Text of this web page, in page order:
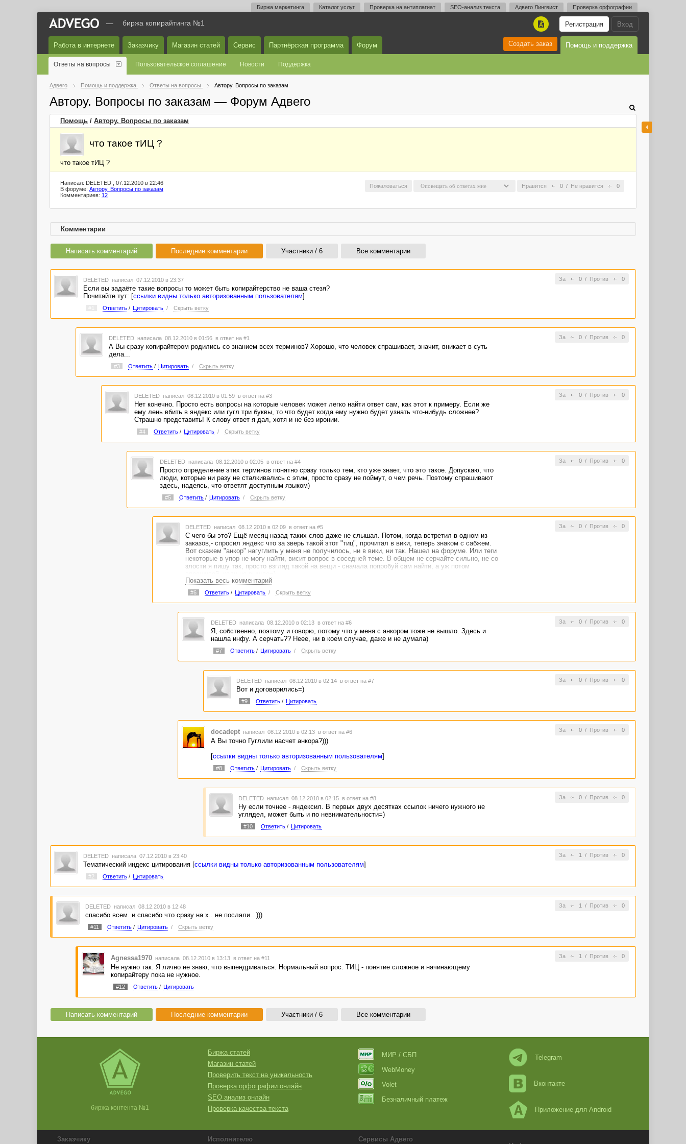
Биржа маркетинга Каталог услуг Проверка на антиплагиат SEO-анализ текста Адвего Лингвист Проверка орфографии
Вход
Регистрация
A
— биржа копирайтинга №1
Работа в интернете Заказчику Магазин статей Сервис Партнёрская программа Форум Помощь и поддержка
Создать заказ
Ответы на вопросы Пользовательское соглашение Новости Поддержка
Адвего Помощь и поддержка Ответы на вопросы Автору. Вопросы по заказам
Автору. Вопросы по заказам — Форум Адвего
Помощь / Автору. Вопросы по заказам
что такое тИЦ ?
что такое тИЦ ?
Нравится 0 / Не нравится 0
Пожаловаться
Написал: DELETED , 07.12.2010 в 22:46
В форуме: Автору. Вопросы по заказам
Комментариев: 12
Комментарии
Написать комментарий Последние комментарии Участники / 6 Все комментарии
За 0/ Против 0
DELETED написал 07.12.2010 в 23:37
Если вы задаёте такие вопросы то может быть копирайтерство не ваша стезя?
Почитайте тут: [ссылки видны только авторизованным пользователям]
Ответить/ Цитировать / Скрыть ветку
За 0/ Против 0
DELETED написала 08.12.2010 в 01:56 в ответ на #1
А Вы сразу копирайтером родились со знанием всех терминов? Хорошо, что человек спрашивает, значит, вникает в суть
дела...
#3 Ответить/ Цитировать / Скрыть ветку
За 0/ Против 0
DELETED написал 08.12.2010 в 01:59 в ответ на #3
Нет конечно. Просто есть вопросы на которые человек может легко найти ответ сам, как этот к примеру. Если же
ему лень вбить в яндекс или гугл три буквы, то что будет когда ему нужно будет узнать что-нибудь сложнее?
Страшно представить! К слову ответ я дал, хотя и не без иронии.
#4 Ответить/ Цитировать / Скрыть ветку
За 0/ Против 0
DELETED написала 08.12.2010 в 02:05 в ответ на #4
Просто определение этих терминов понятно сразу только тем, кто уже знает, что это такое. Допускаю, что
люди, которые ни разу не сталкивались с этим, просто сразу не поймут, о чем речь. Поэтому спрашивают
здесь, надеясь, что ответят доступным языком)
#5 Ответить/ Цитировать / Скрыть ветку
За 0/ Против 0
DELETED написал 08.12.2010 в 02:09 в ответ на #5
С чего бы это? Ещё месяц назад таких слов даже не слышал. Потом, когда встретил в одном из
заказов,- спросил яндекс что за зверь такой этот "тиц", прочитал в вики, теперь знаком с сабжем.
Вот скажем "анкор" нагуглить у меня не получилось, ни в вики, ни так. Нашел на форуме. Или теги
некоторые в упор не могу найти, висит вопрос в соседней теме. В общем не серчайте сильно, не со
злости я пишу так, просто взгляд такой на вещи - сначала попробуй сам найти, а уж потом
Показать весь комментарий
#6 Ответить/ Цитировать / Скрыть ветку
За 0/ Против 0
DELETED написала 08.12.2010 в 02:13 в ответ на #6
Я, собственно, поэтому и говорю, потому что у меня с анкором тоже не вышло. Здесь и
нашла инфу. А серчать?? Неее, ни в коем случае, даже и не думала)
#7 Ответить/ Цитировать / Скрыть ветку
За 0/ Против 0
DELETED написал 08.12.2010 в 02:14 в ответ на #7
Вот и договорились=)
#9 Ответить/ Цитировать
За 0/ Против 0
docadept написал 08.12.2010 в 02:13 в ответ на #6
А Вы точно Гуглили насчет анкора?)))
[ссылки видны только авторизованным пользователям]
#8 Ответить/ Цитировать / Скрыть ветку
За 0/ Против 0
DELETED написал 08.12.2010 в 02:15 в ответ на #8
Ну если точнее - яндексил. В первых двух десятках ссылок ничего нужного не
углядел, может быть и по невнимательности=)
#10 Ответить/ Цитировать
За 1 / Против 0
DELETED написала 07.12.2010 в 23:40
Тематический индекс цитирования [ссылки видны только авторизованным пользователям]
#2 Ответить/ Цитировать
За 1 / Против 0
DELETED написал 08.12.2010 в 12:48
спасибо всем. и спасибо что сразу на х.. не послали...)))
#11 Ответить/ Цитировать / Скрыть ветку
За 1 / Против 0
Agnessa1970 написала 08.12.2010 в 13:13 в ответ на #11
Не нужно так. Я лично не знаю, что выпендриваться. Нормальный вопрос. ТИЦ - понятие сложное и начинающему
копирайтеру пока не нужное.
#12 Ответить/ Цитировать
Написать комментарий Последние комментарии Участники / 6 Все комментарии
биржа контента №1
Биржа статей
Магазин статей
Проверить текст на уникальность
Проверка орфографии онлайн
SEO анализ онлайн
Проверка качества текста
МИР / СБП
WebMoney
Volet
Безналичный платеж
Telegram
Вконтакте
Приложение для Android
Заказчику Исполнителю
Сервисы Адвего